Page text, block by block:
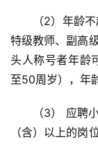
（2）年龄
特级教师、副高
头人称号者年龄
至50周岁），年
（3） 应聘
（含）以上的岗